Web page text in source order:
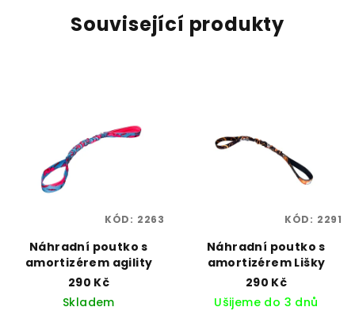
Související produkty
Náhradní poutko s
amortizérem agility
290 Kč
Skladem
KÓD: 2263
Náhradní poutko s
amortizérem Lišky
290 Kč
Ušijeme do 3 dnů
KÓD: 2291